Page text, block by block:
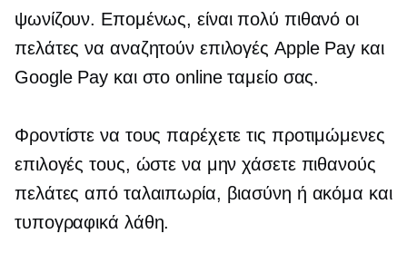
ψωνίζουν. Επομένως, είναι πολύ πιθανό οι
πελάτες να αναζητούν επιλογές Apple Pay και
Google Pay και στο online ταμείο σας.
Φροντίστε να τους παρέχετε τις προτιμώμενες
επιλογές τους, ώστε να μην χάσετε πιθανούς
πελάτες από ταλαιπωρία, βιασύνη ή ακόμα και
τυπογραφικά λάθη.